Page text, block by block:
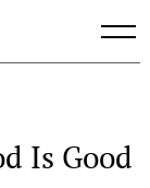
Is Good